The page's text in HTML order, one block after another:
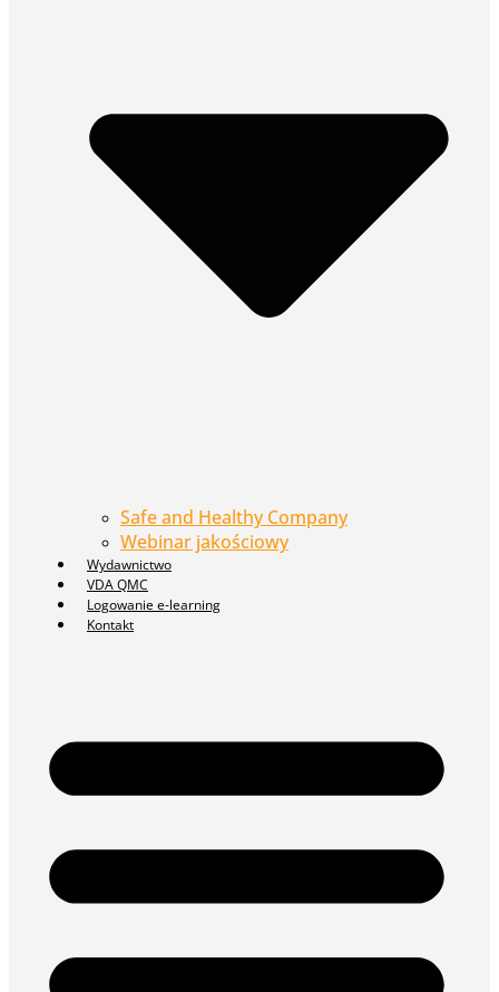
Safe and Healthy Company
Webinar jakościowy
Wydawnictwo
VDA QMC
Logowanie e-learning
Kontakt